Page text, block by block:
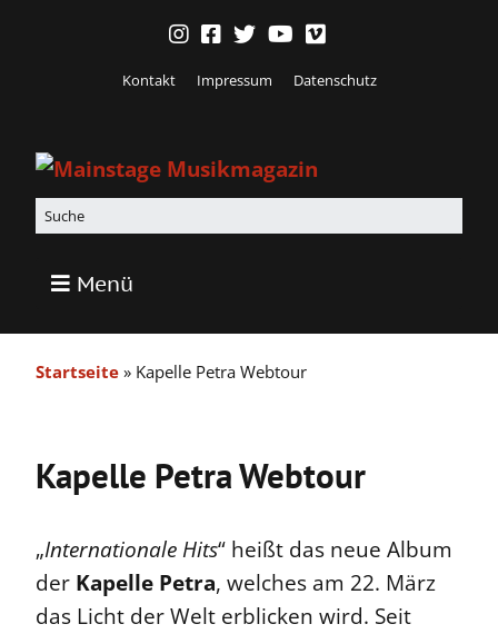
Kontakt Impressum Datenschutz
Menü
Startseite » Kapelle Petra Webtour
Kapelle Petra Webtour
„Internationale Hits“ heißt das neue Album
der Kapelle Petra, welches am 22. März
das Licht der Welt erblicken wird. Seit